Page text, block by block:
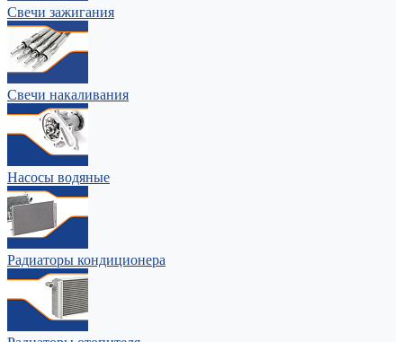
Свечи зажигания
Свечи накаливания
Насосы водяные
Радиаторы кондиционера